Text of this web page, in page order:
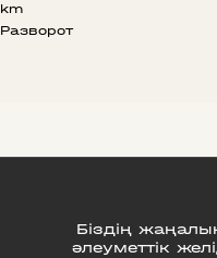
Разворот
Біздің
әлеуметтік